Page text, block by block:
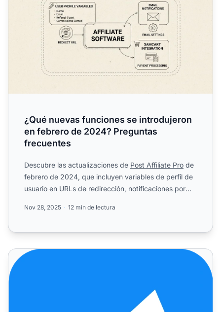
¿Qué nuevas funciones se introdujeron
en febrero de 2024? Preguntas
frecuentes
Descubre las actualizaciones de Post Affiliate Pro de
febrero de 2024, que incluyen variables de perfil de
usuario en URLs de redirección, notificaciones por
Nov 28, 2025 12 min de lectura
Post Affiliate Pro - Febrero 2024: Mejoras y Corrección de